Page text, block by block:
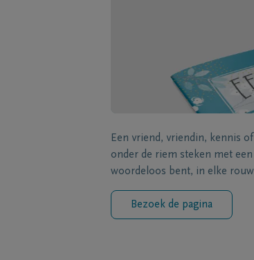
Een vriend, vriendin, kennis
onder de riem steken met
woordeloos bent, in elke
Bezoek de pagina